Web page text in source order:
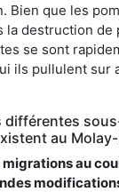
Bien que les
la destruction de
se sont
ils pullulent sur
différentes
au
au